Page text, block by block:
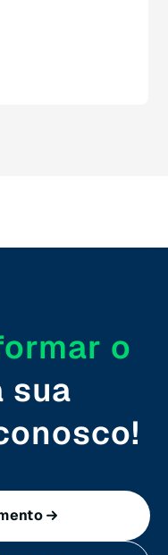
Rio Grande do Sul (RS)
o
sua